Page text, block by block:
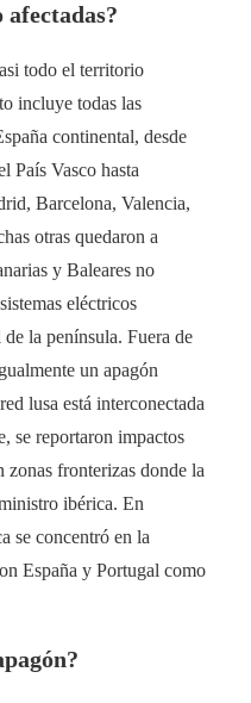
afectadas?
todo el territorio
incluye todas las
continental, desde
País Vasco hasta
Barcelona, Valencia,
otras quedaron a
y Baleares no
eléctricos
la península​. Fuera de
un apagón
lusa está interconectada
se reportaron impactos
zonas fronterizas donde la
ibérica. En
se concentró en la
España y Portugal como